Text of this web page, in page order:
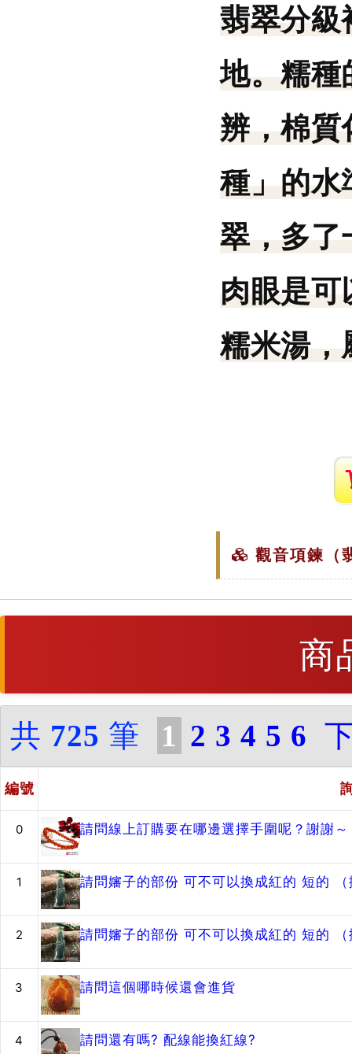
翡翠分級
地。糯種
辨，棉質
種」的水
翠，多了
肉眼是可
糯米湯，
觀音項鍊（
商
共 725 筆 1 2 3 4 5 6
編號
0 請問線上訂購要在哪邊選擇手圍呢？謝謝～
1 請問嬸子的部份 可不可以換成紅的 短的
2 請問嬸子的部份 可不可以換成紅的 短的
3 請問這個哪時候還會進貨
4 請問還有嗎? 配線能換紅線?